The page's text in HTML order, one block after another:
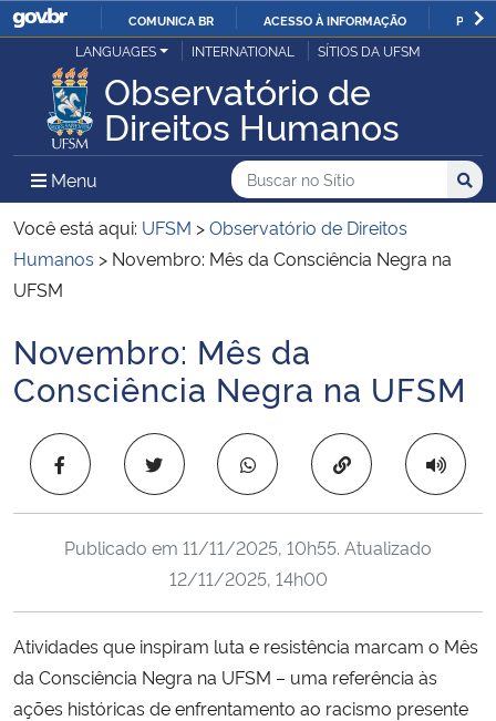
IR
PARA
CONTEÚDO
COMUNICA BR ACESSO À INFORMAÇÃO
Ministério da Justiça e Segurança Pública
Ministério da Defesa
Ministério das Relações Exteriores
Ministério da Economia
Ministério da Infraestrutura
Ministério da Agricultura, Pecuária e Abastecimento
Ministério da Educação
Ministério da Cidadania
Ministério da Ciência, Tecnologia, Inovações e Comunicações
LANGUAGES INTERNATIONAL SÍTIOS DA UFSM
Observatório de
Direitos Humanos
Menu Menu Principal do Sítio
Busca
Buscar no no Sítio
Busca:
Você está aqui: UFSM >Observatório de Direitos
Humanos > Novembro: Mês da Consciência Negra na
UFSM
Início do conteúdo
Novembro: Mês da
Consciência Negra na UFSM
Copiar para área
Publicado em 11/11/2025, 10h55. Atualizado
12/11/2025, 14h00
Atividades que inspiram luta e resistência marcam o Mês
da Consciência Negra na UFSM – uma referência às
ações históricas de enfrentamento ao racismo presente